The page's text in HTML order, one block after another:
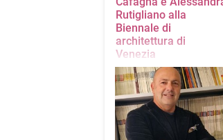
Rutigliano alla
Biennale di
architettura di
Venezia
Selezionati per la 19esima
edizione della Mostra
Internazionale con il
progetto “NUDGE: i Silos di
Barletta”